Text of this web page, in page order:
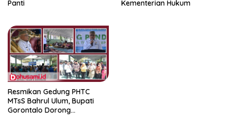
Panti
Kementerian Hukum
Resmikan Gedung PHTC
MTsS Bahrul Ulum, Bupati
Gorontalo Dorong